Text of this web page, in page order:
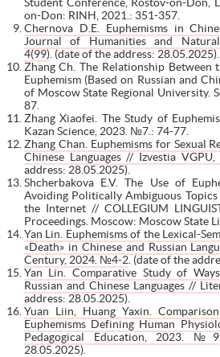
on-Don: RINH, 2021.: 351-357.
Chernova D.E. Euphemisms in
Journal of Humanities and
4(99). (date of the address: 28.05.2025).
Zhang Ch. The Relationship Between
Euphemism (Based on Russian and
of Moscow State Regional University.
87.
Zhang Xiaofei. The Study of
Kazan Science, 2023. №7.: 74-77.
Zhang Chan. Euphemisms for Sexual
Chinese Languages // Izvestia
address: 28.05.2025).
Shcherbakova E.V. The Use of
Avoiding Politically Ambiguous
the Internet // COLLEGIUM
Proceedings. Moscow: Moscow State
Yan Lin. Euphemisms of the Lexical-
«Death» in Chinese and Russian
Century, 2024. №4-2. (date of the
Yan Lin. Comparative Study of
Russian and Chinese Languages //
address: 28.05.2025).
Yuan Liin, Huang Yaxin.
Euphemisms Defining Human
Pedagogical Education, 2023. №9
28.05.2025).